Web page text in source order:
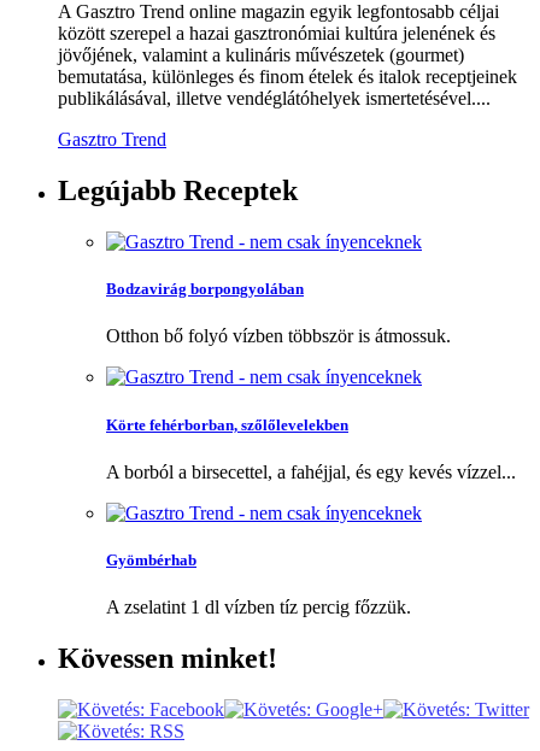
A Gasztro Trend online magazin egyik legfontosabb céljai
között szerepel a hazai gasztronómiai kultúra jelenének és
jövőjének, valamint a kulináris művészetek (gourmet)
bemutatása, különleges és finom ételek és italok receptjeinek
publikálásával, illetve vendéglátóhelyek ismertetésével....
Gasztro Trend
Legújabb Receptek
Bodzavirág borpongyolában
Otthon bő folyó vízben többször is átmossuk.
Körte fehérborban, szőlőlevelekben
A borból a birsecettel, a fahéjjal, és egy kevés vízzel...
Gyömbérhab
A zselatint 1 dl vízben tíz percig főzzük.
Kövessen minket!